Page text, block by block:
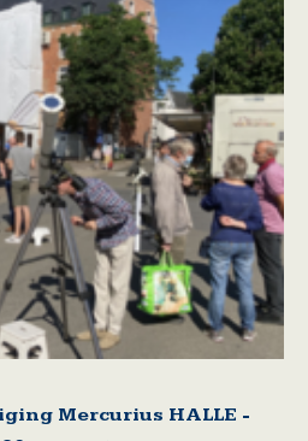
Mercurius HALLE -